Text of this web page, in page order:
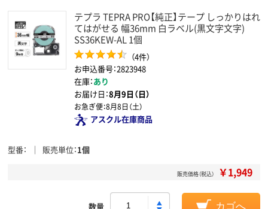
テプラ TEPRA PRO【純正】テープ しっかりはれ
てはがせる 幅36mm 白ラベル(黒文字文字)
SS36KEW-AL 1個
（4件）
お申込番号：2823948
在庫：あり
お届け日：8月9日（日）
お急ぎ便：8月8日（土）
アスクル在庫商品
型番 販売単位 1個
販売価格（税込） ￥1,949
数量 カゴへ